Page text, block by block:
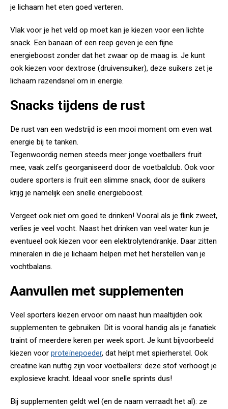
je lichaam het eten goed verteren.
Vlak voor je het veld op moet kan je kiezen voor een lichte
snack. Een banaan of een reep geven je een fijne
energieboost zonder dat het zwaar op de maag is. Je kunt
ook kiezen voor dextrose (druivensuiker), deze suikers zet je
lichaam razendsnel om in energie.
Snacks tijdens de rust
De rust van een wedstrijd is een mooi moment om even wat
energie bij te tanken.
Tegenwoordig nemen steeds meer jonge voetballers fruit
mee, vaak zelfs georganiseerd door de voetbalclub. Ook voor
oudere sporters is fruit een slimme snack, door de suikers
krijg je namelijk een snelle energieboost.
Vergeet ook niet om goed te drinken! Vooral als je flink zweet,
verlies je veel vocht. Naast het drinken van veel water kun je
eventueel ook kiezen voor een elektrolytendrankje. Daar zitten
mineralen in die je lichaam helpen met het herstellen van je
vochtbalans.
Aanvullen met supplementen
Veel sporters kiezen ervoor om naast hun maaltijden ook
supplementen te gebruiken. Dit is vooral handig als je fanatiek
traint of meerdere keren per week sport. Je kunt bijvoorbeeld
kiezen voor proteïnepoeder, dat helpt met spierherstel. Ook
creatine kan nuttig zijn voor voetballers: deze stof verhoogt je
explosieve kracht. Ideaal voor snelle sprints dus!
Bij supplementen geldt wel (en de naam verraadt het al): ze